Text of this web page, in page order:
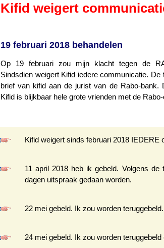
Kifid weigert
19 februari 2018 behandelen
Op 19 februari zou mijn klacht tegen de
Sindsdien weigert Kifid iedere communicatie.
brief van kifid aan de jurist van de Rabo-bank.
Kifid is blijkbaar hele grote vrienden met de
Kifid weigert sinds februari 2018 IEDERE
11 april 2018 heb ik gebeld. Volgens
dagen uitspraak gedaan worden.
22 mei gebeld. Ik zou worden teruggebeld.
24 mei gebeld. Ik zou worden teruggebeld